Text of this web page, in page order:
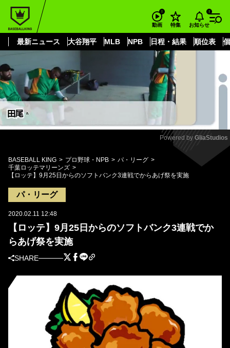
動画 特集 お知らせ
最新ニュース 大谷翔平 MLB NPB 日程・結果 順位表
もっと見る
Mute
Powered by GliaStudios
BASEBALL KING プロ野球・NPB
パ・リーグ
千葉ロッテマリーンズ
【ロッテ】9月25日からのソフトバンク3連戦でからあげ祭を実施
パ・リーグ
2020.02.11 12:48
【ロッテ】9月25日からのソフトバンク3連戦でか
らあげ祭を実施
SHARE